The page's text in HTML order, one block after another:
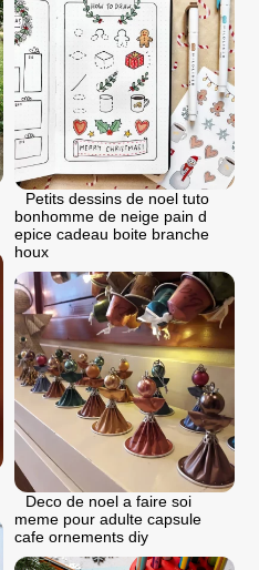
Petits dessins de noel tuto
bonhomme de neige pain d
epice cadeau boite branche
houx
Deco de noel a faire soi
meme pour adulte capsule
cafe ornements diy